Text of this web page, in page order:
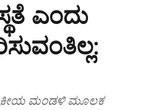
ಎಂದು
ಮಂಡಳಿ ಮೂಲಕ